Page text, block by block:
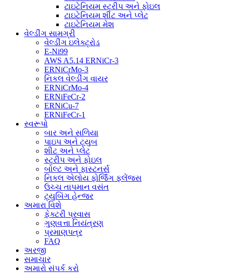
ટાઇટેનિયમ સ્ટ્રીપ અને ફોઇલ
ટાઇટેનિયમ શીટ અને પ્લેટ
ટાઇટેનિયમ મેશ
વેલ્ડીંગ સામગ્રી
વેલ્ડીંગ ઇલેક્ટ્રોડ
E-Ni99
AWS A5.14 ERNiCr-3
ERNiCrMo-3
નિકલ વેલ્ડીંગ વાયર
ERNiCrMo-4
ERNiFeCr-2
ERNiCu-7
ERNiFeCr-1
સ્વરૂપો
બાર અને સળિયા
પાઇપ અને ટ્યુબ
શીટ અને પ્લેટ
સ્ટ્રીપ અને ફોઇલ
બોલ્ટ અને ફાસ્ટનર્સ
નિકલ એલોય ફોર્જિંગ ફ્લેંજ્સ
ઉચ્ચ તાપમાન વસંત
ટ્યુબિંગ હેન્જર
અમારા વિશે
ફેક્ટરી પ્રવાસ
ગુણવત્તા નિયંત્રણ
પ્રમાણપત્ર
FAQ
અરજી
સમાચાર
અમારો સંપર્ક કરો